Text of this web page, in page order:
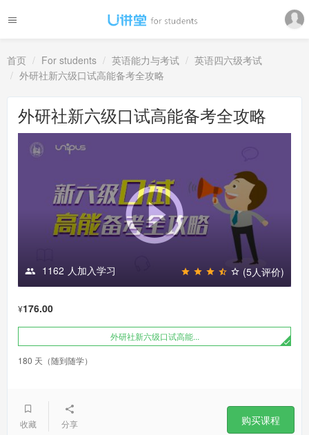
首页 For students 英语能力与考试
英语四六级考试
外研社新六级口试高能备考全攻略
外研社新六级口试高能备考全攻略
1162 人加入学习 (5人评价)
¥176.00
外研社新六级口试高能...
180 天（随到随学）
收藏 分享 购买课程